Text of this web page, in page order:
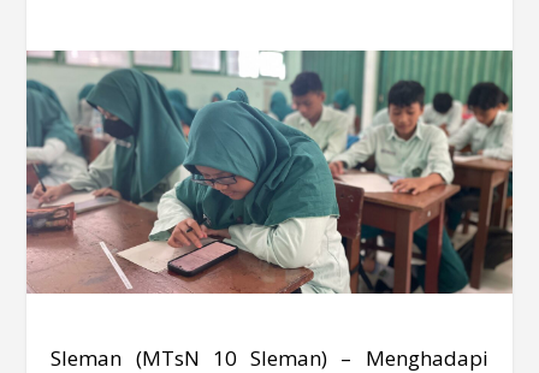
Sleman (MTsN 10 Sleman) – Menghadapi